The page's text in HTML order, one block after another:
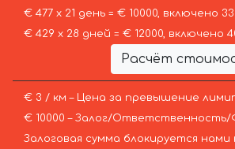
€ 477 х 21 день = € 10000, включено
€ 429 х 28 дней = € 12000, включено
Расчёт
€ 3 / км – Цена за превышение
€ 10000 – Залог/
Залоговая сумма блокируется